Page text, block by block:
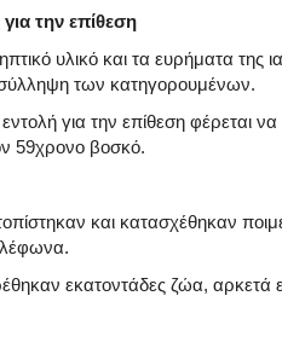
την επίθεση
υλικό και τα ευρήματα της
σύλληψη των κατηγορουμένων.
για την επίθεση φέρεται
59χρονο βοσκό.
και κατασχέθηκαν
εκατοντάδες ζώα,